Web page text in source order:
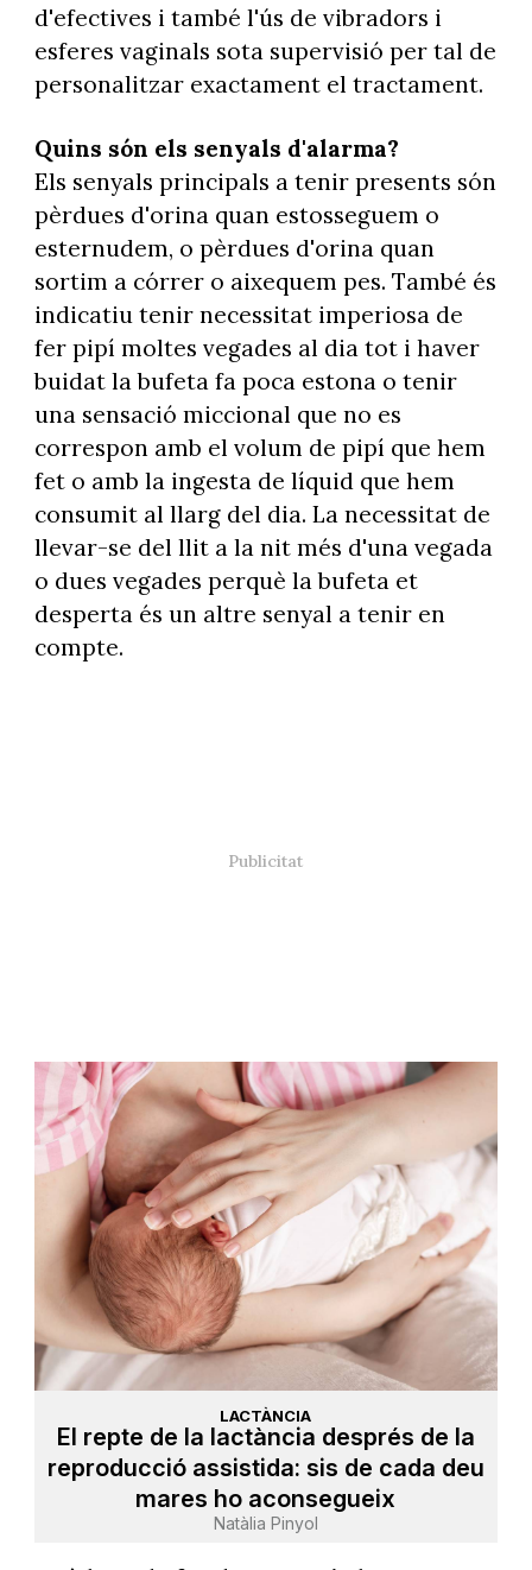
d'efectives i també l'ús de vibradors i
esferes vaginals sota supervisió per tal de
personalitzar exactament el tractament.
Quins són els senyals d'alarma?
Els senyals principals a tenir presents són
pèrdues d'orina quan estosseguem o
esternudem, o pèrdues d'orina quan
sortim a córrer o aixequem pes. També és
indicatiu tenir necessitat imperiosa de
fer pipí moltes vegades al dia tot i haver
buidat la bufeta fa poca estona o tenir
una sensació miccional que no es
correspon amb el volum de pipí que hem
fet o amb la ingesta de líquid que hem
consumit al llarg del dia. La necessitat de
llevar-se del llit a la nit més d'una vegada
o dues vegades perquè la bufeta et
desperta és un altre senyal a tenir en
compte.
LACTÀNCIA
El repte de la lactància després de la
reproducció assistida: sis de cada deu
mares ho aconsegueix
Natàlia Pinyol